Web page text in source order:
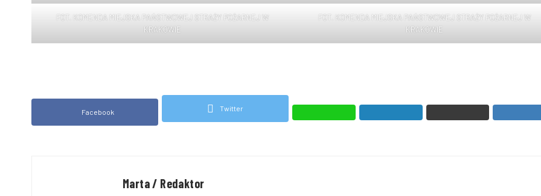
FOT. KOMENDA MIEJSKA PAŃSTWOWEJ STRAŻY POŻARNEJ W
KRAKOWIE
FOT. KOMENDA MIEJSKA PAŃSTWOWEJ STRAŻY POŻARNEJ W
KRAKOWIE
Facebook Twitter
Marta / Redaktor